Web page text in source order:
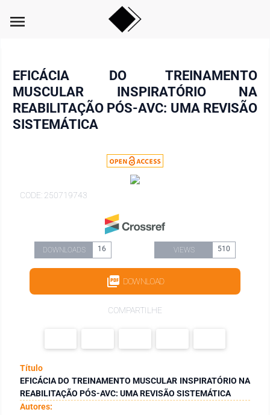
menu
EFICÁCIA DO TREINAMENTO
MUSCULAR INSPIRATÓRIO NA
REABILITAÇÃO PÓS-AVC: UMA REVISÃO
SISTEMÁTICA
CODE: 250719743
DOWNLOADS 16 VIEWS 510
DOWNLOAD
COMPARTILHE
Título
EFICÁCIA DO TREINAMENTO MUSCULAR INSPIRATÓRIO NA
REABILITAÇÃO PÓS-AVC: UMA REVISÃO SISTEMÁTICA
Autores: